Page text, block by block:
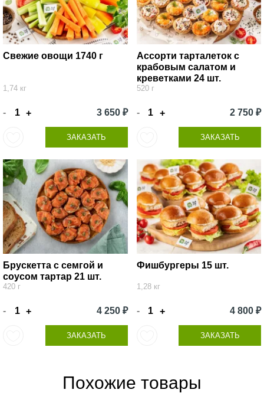
Свежие овощи 1740 г
1,74 кг
- + 3 650 ₽
ЗАКАЗАТЬ
Ассорти тарталеток с
крабовым салатом и
креветками 24 шт.
520 г
- + 2 750 ₽
ЗАКАЗАТЬ
Брускетта с семгой и
соусом тартар 21 шт.
420 г
- + 4 250 ₽
ЗАКАЗАТЬ
Фишбургеры 15 шт.
1,28 кг
- + 4 800 ₽
ЗАКАЗАТЬ
Похожие товары